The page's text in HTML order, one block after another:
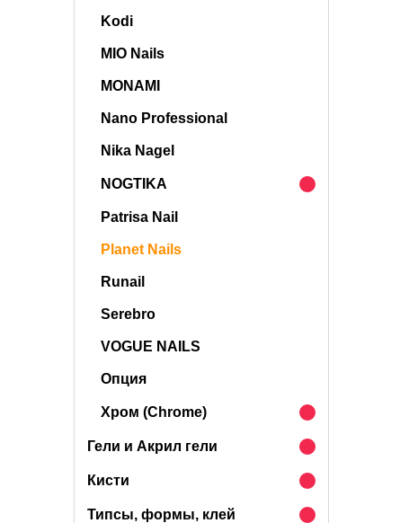
Kodi
MIO Nails
MONAMI
Nano Professional
Nika Nagel
NOGTIKA
Patrisa Nail
Planet Nails
Runail
Serebro
VOGUE NAILS
Опция
Хром (Chrome)
Гели и Акрил гели
Кисти
Типсы, формы, клей